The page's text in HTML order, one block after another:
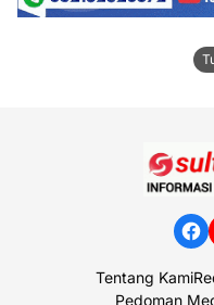
Tentang Kami
Pedoman